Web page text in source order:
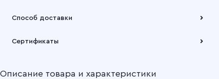
Способ доставки
наших складов или через транспортную компанию на Ваш
Подробнее
Сертификаты
Описание товара и характеристики